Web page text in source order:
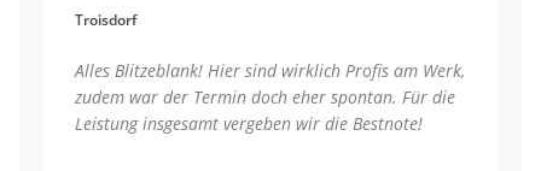
Troisdorf
Alles Blitzeblank! Hier sind wirklich Profis am Werk,
zudem war der Termin doch eher spontan. Für die
Leistung insgesamt vergeben wir die Bestnote!